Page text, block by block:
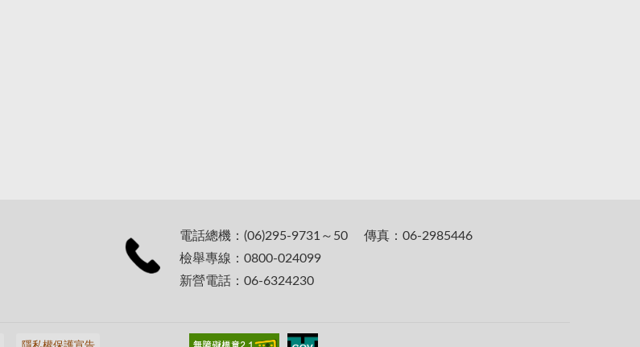
電話總機：(06)295-9731～50 傳真：06-2985446
檢舉專線：0800-024099
新營電話：06-6324230